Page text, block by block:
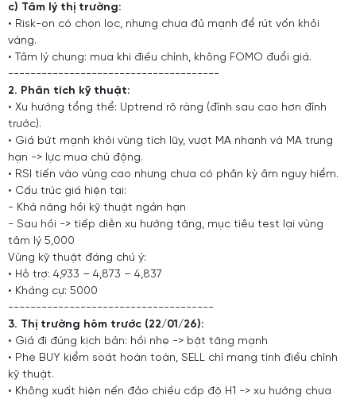
c) Tâm lý thị trường:
• Risk-on có chọn lọc, nhưng chưa đủ mạnh để rút vốn khỏi
vàng.
• Tâm lý chung: mua khi điều chỉnh, không FOMO đuổi giá.
--------------------------------------
2. Phân tích kỹ thuật:
• Xu hướng tổng thể: Uptrend rõ ràng (đỉnh sau cao hơn đỉnh
trước).
• Giá bứt mạnh khỏi vùng tích lũy, vượt MA nhanh và MA trung
hạn -> lực mua chủ động.
• RSI tiến vào vùng cao nhưng chưa có phân kỳ âm nguy hiểm.
• Cấu trúc giá hiện tại:
- Khả năng hồi kỹ thuật ngắn hạn
- Sau hồi -> tiếp diễn xu hướng tăng, mục tiêu test lại vùng
tâm lý 5,000
Vùng kỹ thuật đáng chú ý:
• Hỗ trợ: 4,933 – 4,873 – 4,837
• Kháng cự: 5000
-------------------------------------
3. Thị trường hôm trước (22/01/26):
• Giá đi đúng kịch bản: hồi nhẹ -> bật tăng mạnh
• Phe BUY kiểm soát hoàn toàn, SELL chỉ mang tính điều chỉnh
kỹ thuật.
• Không xuất hiện nến đảo chiều cấp độ H1 -> xu hướng chưa